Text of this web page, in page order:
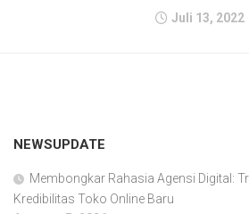
Juli 13, 2022
NEWSUPDATE
Membongkar Rahasia Agensi Digital:
Kredibilitas Toko Online Baru